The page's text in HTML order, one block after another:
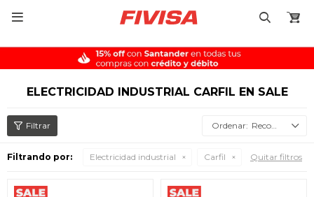

ELECTRICIDAD INDUSTRIAL CARFIL EN SALE
Recomendados
Filtrando por: Electricidad industrial Carfil Quitar filtros